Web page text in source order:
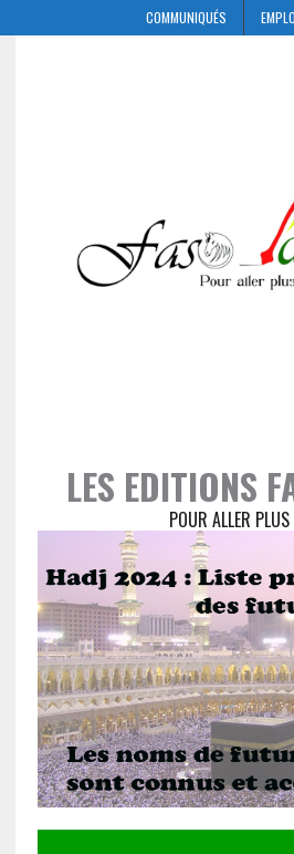
COMMUNIQUÉS
LES EDITIONS
POUR ALLER